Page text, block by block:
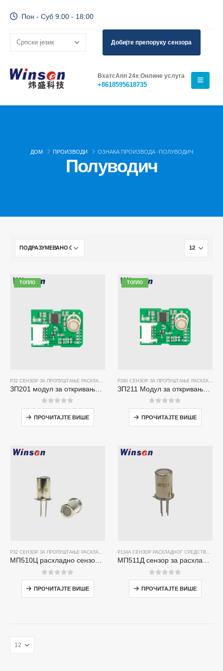
Пон - Суб 9:00 - 18:00
Добијте препоруку сензора
ВхатсАпп 24х Онлине услуга
+8618595618735
ДОМ ПРОИЗВОДИ ОЗНАКА ПРОИЗВОДА -ПОЛУВОДИЧ
Полуводич
ТОПЛО
0од 5
ПРОЧИТАЈТЕ ВИШЕ
ТОПЛО
0од 5
ПРОЧИТАЈТЕ ВИШЕ
Р32 СЕНЗОР ЗА ПРОПУШТАЊЕ РАСХЛАДНОГ СРЕДСТВА ,Р134А СЕНЗОР РАСХЛАДНОГ
МП510Ц расхладно сензор за гас | Висока осетљивост фреонска откривање цурења за Р32, Р134А, Р410А, Р290
0од 5
ПРОЧИТАЈТЕ ВИШЕ
Р134А СЕНЗОР РАСХЛАДНОГ СРЕДСТВА ЗА ХЛАЂЕЊЕ
МП511Д сензор за расхладно средство - сензор заснован на полуводичу за откривање пропуштања расхладног средства
0од 5
ПРОЧИТАЈТЕ ВИШЕ